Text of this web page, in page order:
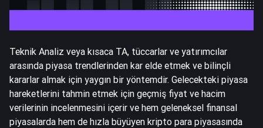
Teknik Analiz veya kısaca TA, tüccarlar ve yatırımcılar
arasında piyasa trendlerinden kar elde etmek ve bilinçli
kararlar almak için yaygın bir yöntemdir. Gelecekteki piyasa
hareketlerini tahmin etmek için geçmiş fiyat ve hacim
verilerinin incelenmesini içerir ve hem geleneksel finansal
piyasalarda hem de hızla büyüyen kripto para piyasasında